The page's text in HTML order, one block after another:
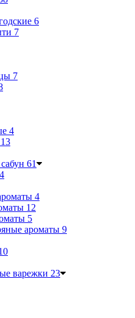
6
7
7
4
13
61
4
4
12
5
ароматы 9
варежки 23